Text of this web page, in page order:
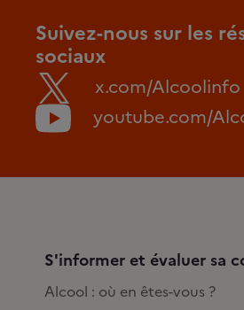
Suivez-nous sur les
sociaux
x.com/Alcoolinfo
youtube.com/
S'informer et évaluer sa
Alcool : où en êtes-vous ?